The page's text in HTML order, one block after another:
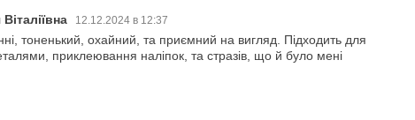
12.12.2024 в 12:37
тоненький, охайний, та приємний на вигляд. Підходить для
приклеювання наліпок, та стразів, що й було мені